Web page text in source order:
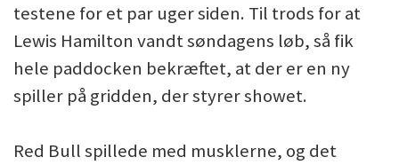
testene for et par uger siden. Til trods for at
Lewis Hamilton vandt søndagens løb, så fik
hele paddocken bekræftet, at der er en ny
spiller på gridden, der styrer showet.
Red Bull spillede med musklerne, og det